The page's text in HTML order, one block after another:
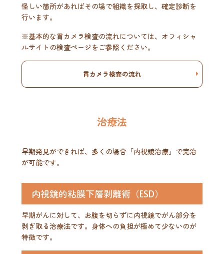
怪しい箇所があればその場で組織を採取し、確定診断を
行います。
※基本的な胃カメラ検査の流れについては、オフィシャ
ルサイトの検査ページをご参照ください。
胃カメラ検査の流れ
治療法
早期発見ができれば、多くの場合「内視鏡治療」で完治
が可能です。
内視鏡的粘膜下層剥離術（ESD）
早期がんに対して、お腹を切らずに内視鏡でがん部分を
剥ぎ取る治療法です。身体への負担が極めて少ないのが
特徴です。